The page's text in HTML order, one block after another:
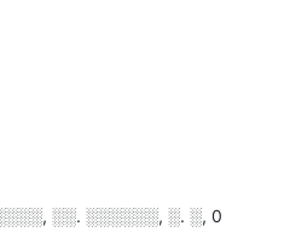
░░. ░░░░░░, ░. ░, 0